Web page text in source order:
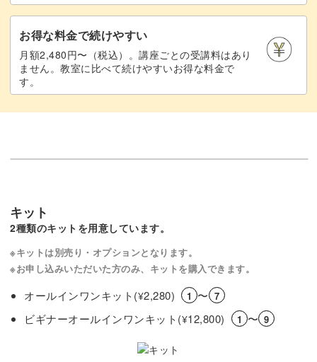
お得な料金で続けやすい
月額2,480円〜（税込）。講座ごとの受講料はあり
ません。教室に比べて続けやすいお得な料金で
す。
キット
2種類のキットを用意しています。
※キットは別売り・オプションとなります。
※お申し込みいただいた方のみ、キットを購入できます。
オールインワンキット(¥2,280) 1 〜 7
ビギナーオールインワンキット(¥12,800) 1 〜 9